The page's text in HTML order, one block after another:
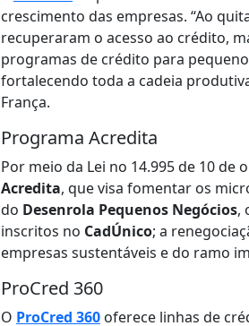
crescimento das empresas. “Ao
recuperaram o acesso ao crédito,
programas de crédito para
fortalecendo toda a cadeia
França.
Programa Acredita
Por meio da Lei no 14.995 de 10
Acredita, que visa fomentar os
do Desenrola Pequenos Negócios,
inscritos no CadÚnico; a
empresas sustentáveis e do ramo
ProCred 360
O ProCred 360 oferece linhas de